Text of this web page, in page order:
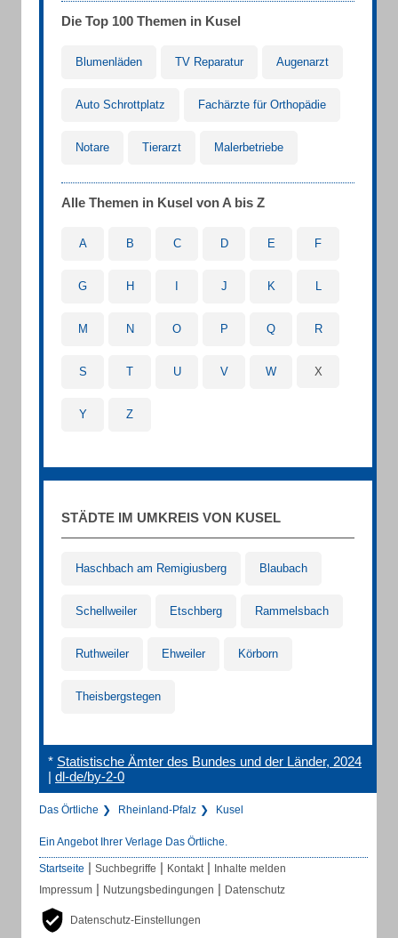
Die Top 100 Themen in Kusel
Blumenläden TV Reparatur Augenarzt
Auto Schrottplatz Fachärzte für Orthopädie
Notare Tierarzt Malerbetriebe
Alle Themen in Kusel von A bis Z
A B C D E F
G H J K L
M N O P Q R
S T U V W X
Y Z
STÄDTE IM UMKREIS VON KUSEL
Haschbach am Remigiusberg Blaubach
Schellweiler Etschberg Rammelsbach
Ruthweiler Ehweiler Körborn
Theisbergstegen
* Statistische Ämter des Bundes und der Länder, 2024
| dl-de/by-2-0
Das Örtliche Rheinland-Pfalz Kusel
Ein Angebot Ihrer Verlage Das Örtliche.
Startseite | Suchbegriffe | Kontakt | Inhalte melden
Impressum | Nutzungsbedingungen | Datenschutz
Datenschutz-Einstellungen